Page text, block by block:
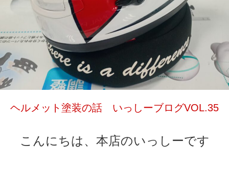
ヘルメット塗装の話 いっしーブログVOL.35
こんにちは、本店のいっしーです